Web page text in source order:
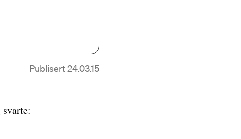
Publisert 24.03.15